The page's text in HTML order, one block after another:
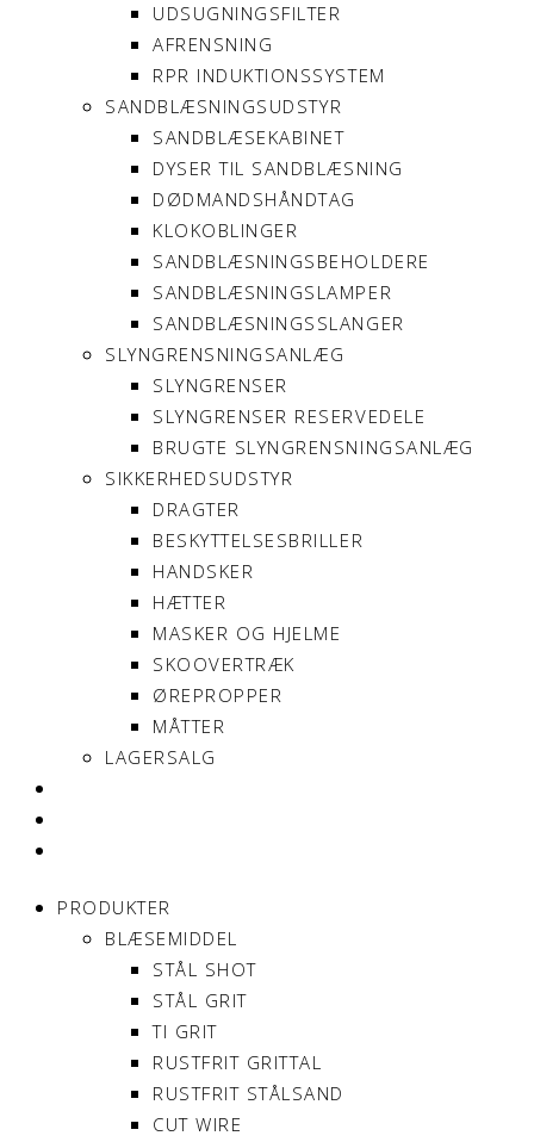
UDSUGNINGSFILTER
AFRENSNING
RPR INDUKTIONSSYSTEM
SANDBLÆSNINGSUDSTYR
SANDBLÆSEKABINET
DYSER TIL SANDBLÆSNING
DØDMANDSHÅNDTAG
KLOKOBLINGER
SANDBLÆSNINGSBEHOLDERE
SANDBLÆSNINGSLAMPER
SANDBLÆSNINGSSLANGER
SLYNGRENSNINGSANLÆG
SLYNGRENSER
SLYNGRENSER RESERVEDELE
BRUGTE SLYNGRENSNINGSANLÆG
SIKKERHEDSUDSTYR
DRAGTER
BESKYTTELSESBRILLER
HANDSKER
HÆTTER
MASKER OG HJELME
SKOOVERTRÆK
ØREPROPPER
MÅTTER
LAGERSALG
PRODUKTER
BLÆSEMIDDEL
STÅL SHOT
STÅL GRIT
TI GRIT
RUSTFRIT GRITTAL
RUSTFRIT STÅLSAND
CUT WIRE